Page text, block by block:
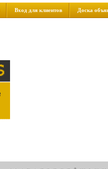
Вход для клиентов Доска